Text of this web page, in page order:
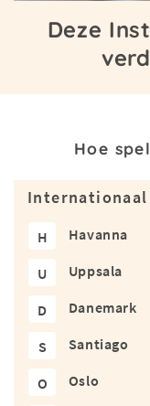
Deze
Hoe
H Havanna
U Uppsala
D Danemark
S Santiago
O Oslo